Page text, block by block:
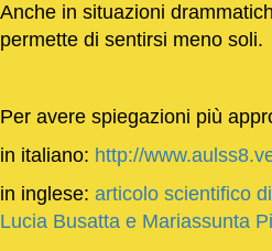
Anche in situazioni
permette di sentirsi meno soli.
Per avere spiegazioni più
in italiano: http://
in inglese: articolo scientifico
Lucia Busatta e Mariassunta